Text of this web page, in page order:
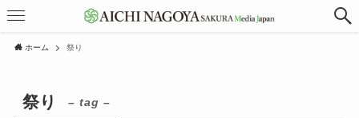
ホーム 祭り
祭り – tag –